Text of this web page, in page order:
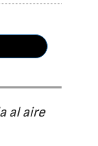
al aire